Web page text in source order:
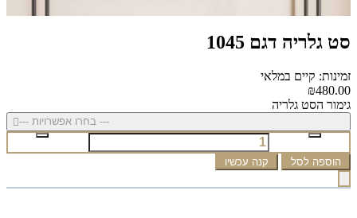
סט גלריה דגם 1045
זמינות: קיים במלאי
₪480.00
גימור הסט גלריה
--- בחרו אפשרויות ---
הוספה לסל קנה עכשיו